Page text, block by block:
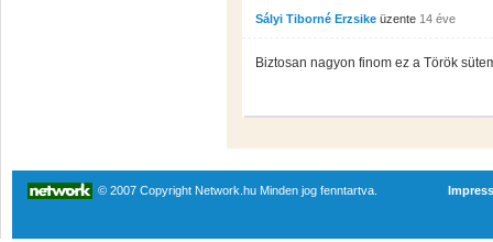
Sályi Tiborné Erzsike üzente 14 éve
Biztosan nagyon finom ez a Török
© 2007 Copyright Network.hu Minden jog fenntartva.